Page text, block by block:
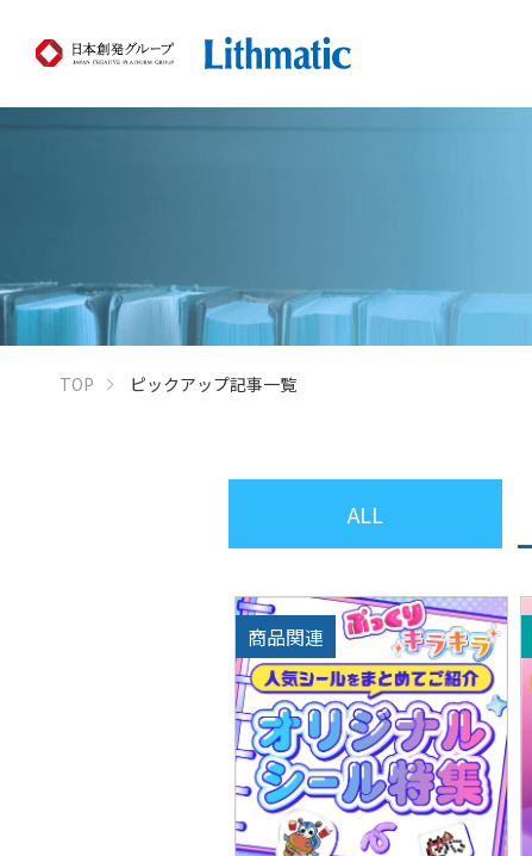
TOP ピックアップ記事一覧
ALL
商品関連